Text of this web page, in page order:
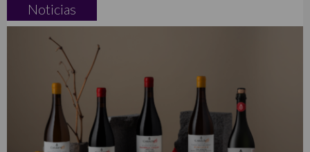
Noticias